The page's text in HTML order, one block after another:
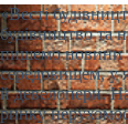
«Весті
будівництво та
пишемо новини
середовищем, у
й девелопери.
ринку